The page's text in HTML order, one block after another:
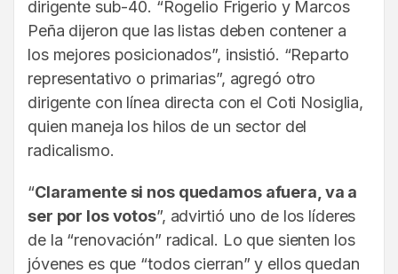
dirigente sub-40. “Rogelio Frigerio y Marcos
Peña dijeron que las listas deben contener a
los mejores posicionados”, insistió. “Reparto
representativo o primarias”, agregó otro
dirigente con línea directa con el Coti Nosiglia,
quien maneja los hilos de un sector del
radicalismo.
“Claramente si nos quedamos afuera, va a
ser por los votos”, advirtió uno de los líderes
de la “renovación” radical. Lo que sienten los
jóvenes es que “todos cierran” y ellos quedan